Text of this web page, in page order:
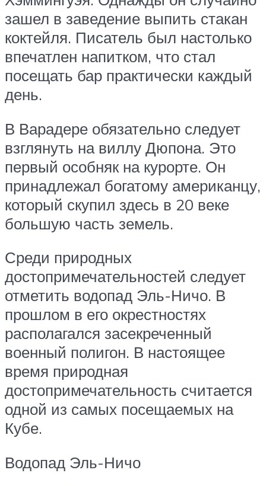
зашел в заведение выпить стакан
коктейля. Писатель был настолько
впечатлен напитком, что стал
посещать бар практически каждый
день.
В Варадере обязательно следует
взглянуть на виллу Дюпона. Это
первый особняк на курорте. Он
принадлежал богатому американцу,
который скупил здесь в 20 веке
большую часть земель.
Среди природных
достопримечательностей следует
отметить водопад Эль-Ничо. В
прошлом в его окрестностях
располагался засекреченный
военный полигон. В настоящее
время природная
достопримечательность считается
одной из самых посещаемых на
Кубе.
Водопад Эль-Ничо